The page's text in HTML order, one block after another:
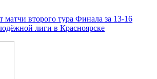
матчи второго тура Финала за 13-16
лиги в Красноярске